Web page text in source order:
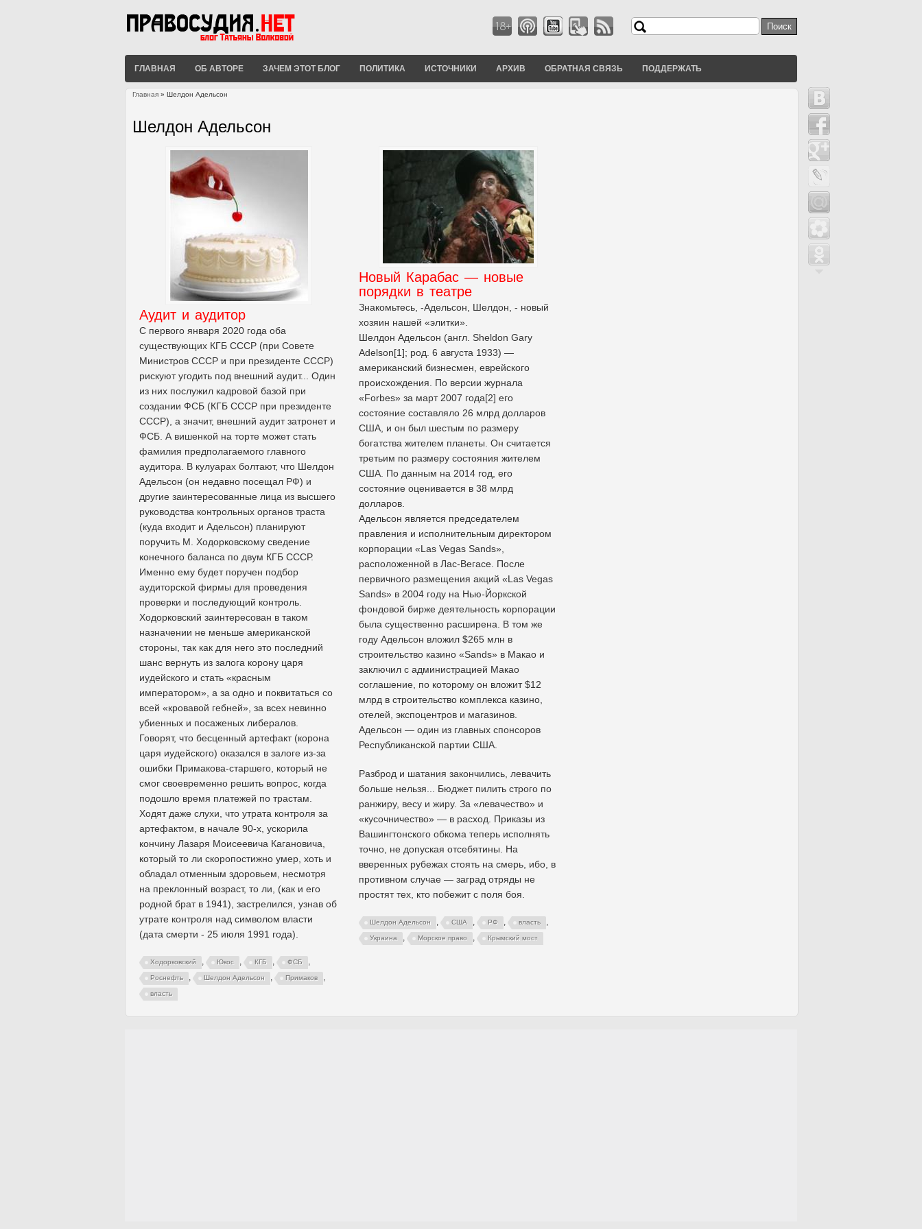
Форма поиска
Поиск
ГЛАВНАЯ ОБ АВТОРЕ ЗАЧЕМ ЭТОТ БЛОГ ПОЛИТИКА ИСТОЧНИКИ АРХИВ ОБРАТНАЯ СВЯЗЬ ПОДДЕРЖАТЬ
Главная » Шелдон Адельсон
Шелдон Адельсон
Аудит и аудитор
С первого января 2020 года оба
существующих КГБ СССР (при Совете
Министров СССР и при президенте СССР)
рискуют угодить под внешний аудит... Один
из них послужил кадровой базой при
создании ФСБ (КГБ СССР при президенте
СССР), а значит, внешний аудит затронет и
ФСБ. А вишенкой на торте может стать
фамилия предполагаемого главного
аудитора. В кулуарах болтают, что Шелдон
Адельсон (он недавно посещал РФ) и
другие заинтересованные лица из высшего
руководства контрольных органов траста
(куда входит и Адельсон) планируют
поручить М. Ходорковскому сведение
конечного баланса по двум КГБ СССР.
Именно ему будет поручен подбор
аудиторской фирмы для проведения
проверки и последующий контроль.
Ходорковский заинтересован в таком
назначении не меньше американской
стороны, так как для него это последний
шанс вернуть из залога корону царя
иудейского и стать «красным
императором», а за одно и поквитаться со
всей «кровавой гебней», за всех невинно
убиенных и посаженых либералов.
Говорят, что бесценный артефакт (корона
царя иудейского) оказался в залоге из-за
ошибки Примакова-старшего, который не
смог своевременно решить вопрос, когда
подошло время платежей по трастам.
Ходят даже слухи, что утрата контроля за
артефактом, в начале 90-х, ускорила
кончину Лазаря Моисеевича Кагановича,
который то ли скоропостижно умер, хоть и
обладал отменным здоровьем, несмотря
на преклонный возраст, то ли, (как и его
родной брат в 1941), застрелился, узнав об
утрате контроля над символом власти
(дата смерти - 25 июля 1991 года).
Ходорковский , Юкос , КГБ , ФСБ ,
Роснефть , Шелдон Адельсон , Примаков ,
власть
Новый Карабас — новые
порядки в театре
Знакомьтесь, -Адельсон, Шелдон, - новый
хозяин нашей «элитки».
Шелдон Адельсон (англ. Sheldon Gary
Adelson[1]; род. 6 августа 1933) —
американский бизнесмен, еврейского
происхождения. По версии журнала
«Forbes» за март 2007 года[2] его
состояние составляло 26 млрд долларов
США, и он был шестым по размеру
богатства жителем планеты. Он считается
третьим по размеру состояния жителем
США. По данным на 2014 год, его
состояние оценивается в 38 млрд
долларов.
Адельсон является председателем
правления и исполнительным директором
корпорации «Las Vegas Sands»,
расположенной в Лас-Вегасе. После
первичного размещения акций «Las Vegas
Sands» в 2004 году на Нью-Йоркской
фондовой бирже деятельность корпорации
была существенно расширена. В том же
году Адельсон вложил $265 млн в
строительство казино «Sands» в Макао и
заключил с администрацией Макао
соглашение, по которому он вложит $12
млрд в строительство комплекса казино,
отелей, экспоцентров и магазинов.
Адельсон — один из главных спонсоров
Республиканской партии США.
Разброд и шатания закончились, левачить
больше нельзя... Бюджет пилить строго по
ранжиру, весу и жиру. За «левачество» и
«кусочничество» — в расход. Приказы из
Вашингтонского обкома теперь исполнять
точно, не допуская отсебятины. На
вверенных рубежах стоять на смерь, ибо, в
противном случае — заград отряды не
простят тех, кто побежит с поля боя.
Шелдон Адельсон , США , РФ , власть ,
Украина , Морское право , Крымский мост